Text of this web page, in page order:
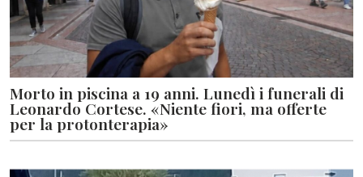
Morto in piscina a 19 anni. Lunedì i funerali di
Leonardo Cortese. «Niente fiori, ma offerte
per la protonterapia»